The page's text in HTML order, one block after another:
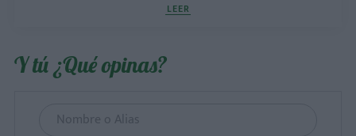
LEER
Y tú ¿Qué opinas?